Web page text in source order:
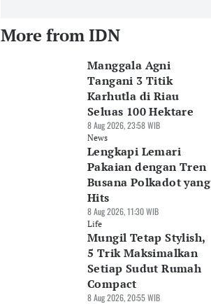
More from IDN
Manggala Agni
Tangani 3 Titik
Karhutla di Riau
Seluas 100 Hektare
8 Aug 2026, 23:58 WIB
News
Lengkapi Lemari
Pakaian dengan Tren
Busana Polkadot yang
Hits
8 Aug 2026, 11:30 WIB
Life
Mungil Tetap Stylish,
5 Trik Maksimalkan
Setiap Sudut Rumah
Compact
8 Aug 2026, 20:55 WIB